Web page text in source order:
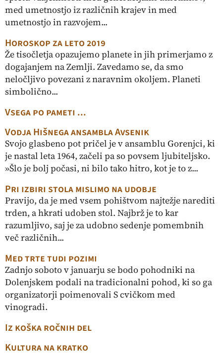
med umetnostjo iz različnih krajev in med
umetnostjo in razvojem...
Horoskop za leto 2019
Že tisočletja opazujemo planete in jih primerjamo z
dogajanjem na Zemlji. Zavedamo se, da smo
neločljivo povezani z naravnim okoljem. Planeti
simbolično...
Vsega po pameti ...
Vodja Hišnega ansambla Avsenik
Svojo glasbeno pot pričel je v ansamblu Gorenjci, ki
je nastal leta 1964, začeli pa so povsem ljubiteljsko.
»Šlo je bolj počasi, ni bilo tako hitro, kot je to z...
Pri izbiri stola mislimo na udobje
Pravijo, da je med vsem pohištvom najtežje narediti
trden, a hkrati udoben stol. Najbrž je to kar
razumljivo, saj je za udobno sedenje pomembnih
več različnih...
Med trte tudi pozimi
Zadnjo soboto v januarju se bodo pohodniki na
Dolenjskem podali na tradicionalni pohod, ki so ga
organizatorji poimenovali S cvičkom med
vinogradi.
Iz koška ročnih del
Kultura na kratko